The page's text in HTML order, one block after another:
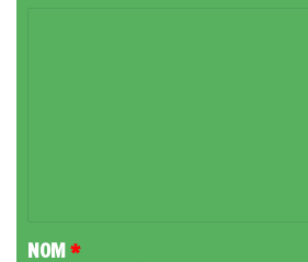
A
NOM*